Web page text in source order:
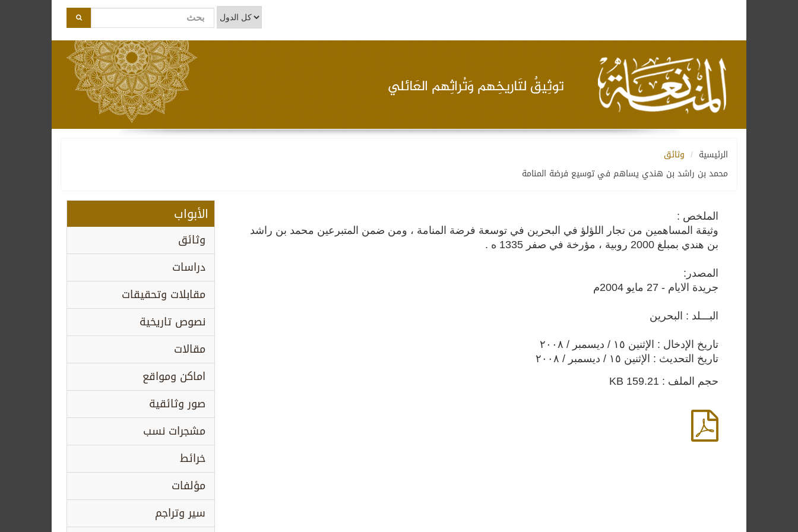
الأبواب
وثائق
دراسات
مقابلات وتحقيقات
نصوص تاريخية
مقالات
اماكن ومواقع
صور وثائقية
مشجرات نسب
خرائط
مؤلفات
سير وتراجم
الرئيسية
وثائق
محمد بن راشد بن هندي يساهم في توسيع فرضة المنامة
الملخص :
وثيقة المساهمين من تجار اللؤلؤ في البحرين في توسعة فرضة المنامة ، ومن ضمن المتبرعين محمد بن راشد
بن هندي بمبلغ 2000 روبية ، مؤرخة في صفر 1335 ه .
المصدر:
جريدة الايام - 27 مايو 2004م
البـــلد : البحرين
تاريخ الإدخال : الإثنين ١٥ / ديسمبر / ٢٠٠٨
تاريخ التحديث : الإثنين ١٥ / ديسمبر / ٢٠٠٨
حجم الملف : 159.21 KB